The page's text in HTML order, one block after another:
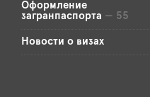
Оформление
загранпаспорта — 55
Новости о визах